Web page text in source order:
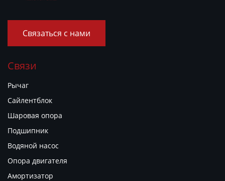
Связаться с нами
Связи
Рычаг
Сайлентблок
Шаровая опора
Подшипник
Водяной насос
Опора двигателя
Амортизатор